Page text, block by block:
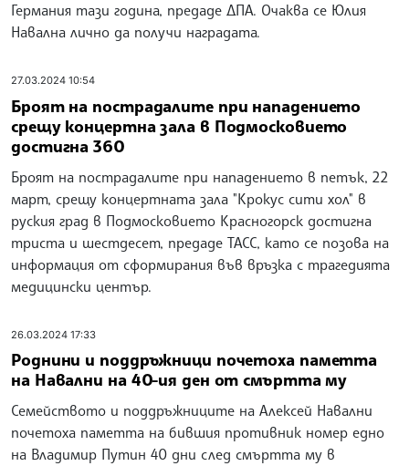
Германия тази година, предаде ДПА. Очаква се Юлия
Навална лично да получи наградата.
27.03.2024 10:54
Броят на пострадалите при нападението
срещу концертна зала в Подмосковието
достигна 360
Броят на пострадалите при нападението в петък, 22
март, срещу концертната зала "Крокус сити хол" в
руския град в Подмосковието Красногорск достигна
триста и шестдесет, предаде ТАСС, като се позова на
информация от сформирания във връзка с трагедията
медицински център.
26.03.2024 17:33
Роднини и поддръжници почетоха паметта
на Навални на 40-ия ден от смъртта му
Семейството и поддръжниците на Алексей Навални
почетоха паметта на бившия противник номер едно
на Владимир Путин 40 дни след смъртта му в